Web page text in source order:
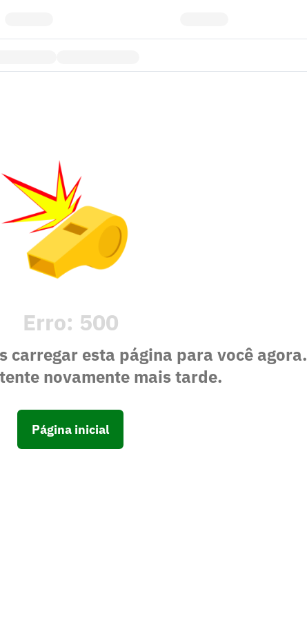
Erro: 500
carregar esta página para você agora.
novamente mais tarde.
Página inicial